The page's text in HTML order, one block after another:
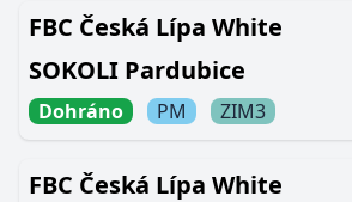
FBC Česká Lípa White
SOKOLI Pardubice
Dohráno PM ZIM3
FBC Česká Lípa White